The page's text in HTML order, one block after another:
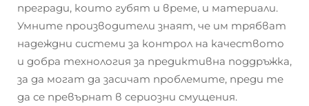
прегради, които губят и време, и материали.
Умните производители знаят, че им трябват
надеждни системи за контрол на качеството
и добра технология за предиктивна поддръжка,
за да могат да засичат проблемите, преди те
да се превърнат в сериозни смущения.